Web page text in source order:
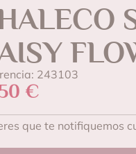
243103
€
que te notifiquemos